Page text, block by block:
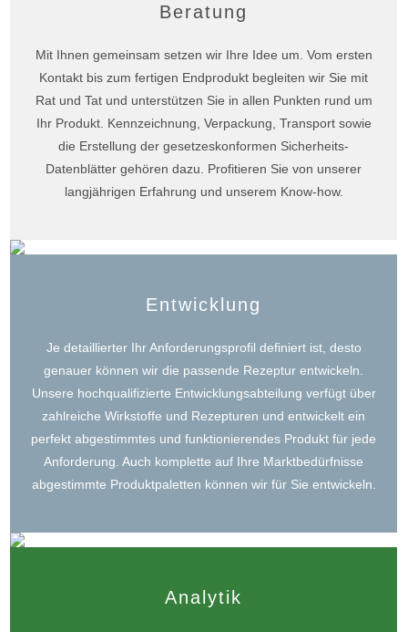
Kontakt
Beratung
Mit Ihnen gemeinsam setzen wir Ihre Idee um. Vom ersten
Kontakt bis zum fertigen Endprodukt begleiten wir Sie mit
Rat und Tat und unterstützen Sie in allen Punkten rund um
Ihr Produkt. Kennzeichnung, Verpackung, Transport sowie
die Erstellung der gesetzeskonformen Sicherheits-
Datenblätter gehören dazu. Profitieren Sie von unserer
langjährigen Erfahrung und unserem Know-how.
Entwicklung
Je detaillierter Ihr Anforderungsprofil definiert ist, desto
genauer können wir die passende Rezeptur entwickeln.
Unsere hochqualifizierte Entwicklungsabteilung verfügt über
zahlreiche Wirkstoffe und Rezepturen und entwickelt ein
perfekt abgestimmtes und funktionierendes Produkt für jede
Anforderung. Auch komplette auf Ihre Marktbedürfnisse
abgestimmte Produktpaletten können wir für Sie entwickeln.
Analytik